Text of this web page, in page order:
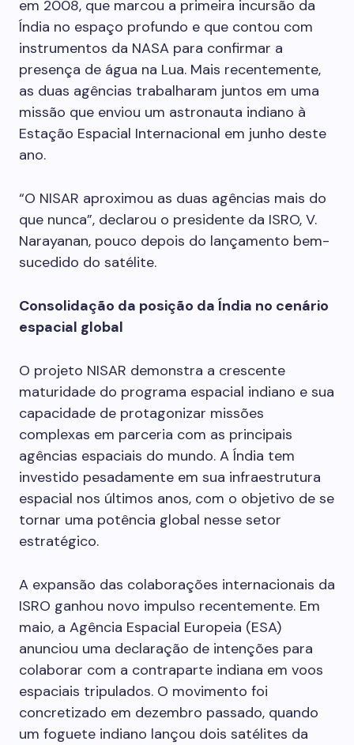
em 2008, que marcou a primeira incursão da
Índia no espaço profundo e que contou com
instrumentos da NASA para confirmar a
presença de água na Lua. Mais recentemente,
as duas agências trabalharam juntos em uma
missão que enviou um astronauta indiano à
Estação Espacial Internacional em junho deste
ano.
“O NISAR aproximou as duas agências mais do
que nunca”, declarou o presidente da ISRO, V.
Narayanan, pouco depois do lançamento bem-
sucedido do satélite.
Consolidação da posição da Índia no cenário
espacial global
O projeto NISAR demonstra a crescente
maturidade do programa espacial indiano e sua
capacidade de protagonizar missões
complexas em parceria com as principais
agências espaciais do mundo. A Índia tem
investido pesadamente em sua infraestrutura
espacial nos últimos anos, com o objetivo de se
tornar uma potência global nesse setor
estratégico.
A expansão das colaborações internacionais da
ISRO ganhou novo impulso recentemente. Em
maio, a Agência Espacial Europeia (ESA)
anunciou uma declaração de intenções para
colaborar com a contraparte indiana em voos
espaciais tripulados. O movimento foi
concretizado em dezembro passado, quando
um foguete indiano lançou dois satélites da